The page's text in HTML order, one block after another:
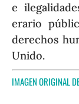
e
erario
derechos
Unido.
IMAGEN ORIGINAL